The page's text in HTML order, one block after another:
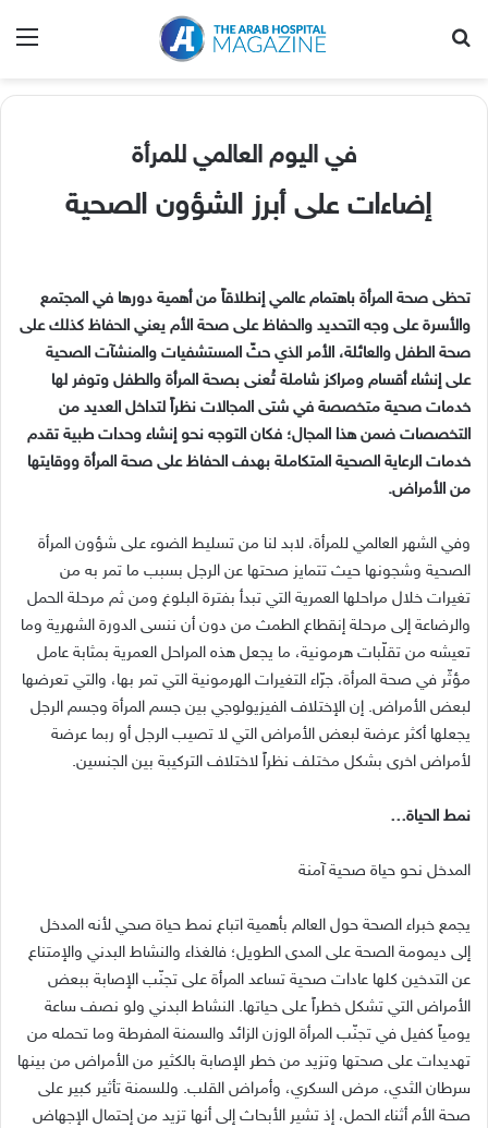
في اليوم العالمي للمرأة
إضاءات على أبرز الشؤون الصحية
تحظى صحة المرأة باهتمام عالمي إنطلاقاً من أهمية دورها في المجتمع
والأسرة على وجه التحديد والحفاظ على صحة الأم يعني الحفاظ كذلك على
صحة الطفل والعائلة، الأمر الذي حثّ المستشفيات والمنشآت الصحية
على إنشاء أقسام ومراكز شاملة تُعنى بصحة المرأة والطفل وتوفر لها
خدمات صحية متخصصة في شتى المجالات نظراً لتداخل العديد من
التخصصات ضمن هذا المجال؛ فكان التوجه نحو إنشاء وحدات طبية تقدم
خدمات الرعاية الصحية المتكاملة بهدف الحفاظ على صحة المرأة ووقايتها
من الأمراض.
وفي الشهر العالمي للمرأة، لابد لنا من تسليط الضوء على شؤون المرأة
الصحية وشجونها حيث تتمايز صحتها عن الرجل بسبب ما تمر به من
تغيرات خلال مراحلها العمرية التي تبدأ بفترة البلوغ ومن ثم مرحلة الحمل
والرضاعة إلى مرحلة إنقطاع الطمث من دون أن ننسى الدورة الشهرية وما
تعيشه من تقلّبات هرمونية، ما يجعل هذه المراحل العمرية بمثابة عامل
مؤثّر في صحة المرأة، جرّاء التغيرات الهرمونية التي تمر بها، والتي تعرضها
لبعض الأمراض. إن الإختلاف الفيزيولوجي بين جسم المرأة وجسم الرجل
يجعلها أكثر عرضة لبعض الأمراض التي لا تصيب الرجل أو ربما عرضة
لأمراض اخرى بشكل مختلف نظراً لاختلاف التركيبة بين الجنسين.
نمط الحياة…
المدخل نحو حياة صحية آمنة
يجمع خبراء الصحة حول العالم بأهمية اتباع نمط حياة صحي لأنه المدخل
إلى ديمومة الصحة على المدى الطويل؛ فالغذاء والنشاط البدني والإمتناع
عن التدخين كلها عادات صحية تساعد المرأة على تجنّب الإصابة ببعض
الأمراض التي تشكل خطراً على حياتها. النشاط البدني ولو نصف ساعة
يومياً كفيل في تجنّب المرأة الوزن الزائد والسمنة المفرطة وما تحمله من
تهديدات على صحتها وتزيد من خطر الإصابة بالكثير من الأمراض من بينها
سرطان الثدي، مرض السكري، وأمراض القلب. وللسمنة تأثير كبير على
صحة الأم أثناء الحمل، إذ تشير الأبحاث إلى أنها تزيد من إحتمال الإجهاض